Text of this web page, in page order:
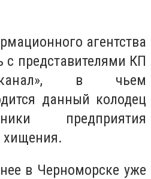
агентства
с представителями КП
в чьем
данный колодец
предприятия
хищения.
в Черноморске уже